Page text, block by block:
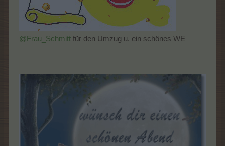
@Frau_Schmitt für den Umzug u. ein schönes WE